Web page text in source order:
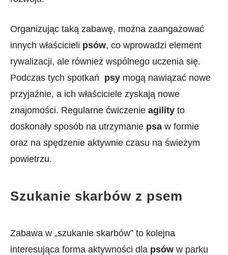
Organizując⁣ taką zabawę, można zaangażować
innych właścicieli psów, co wprowadzi element
rywalizacji, ale również ​wspólnego uczenia się.
Podczas tych spotkań ⁣ psy mogą nawiązać nowe
przyjaźnie, a ich właściciele zyskają‍ nowe
znajomości. Regularne ćwiczenie agility to
⁢doskonały sposób na utrzymanie psa w formie
oraz na spędzenie aktywnie‌ czasu na świeżym
powietrzu.
Szukanie skarbów z psem
Zabawa w „szukanie‌ skarbów” to kolejna
interesująca forma aktywności dla psów w parku